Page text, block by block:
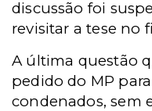
discussão foi
revisitar a tese no
A última questão
pedido do MP
condenados, sem